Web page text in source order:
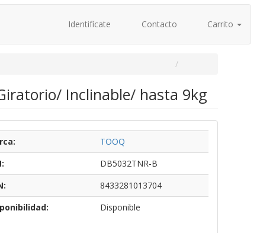
Identifícate Contacto Carrito
Inclinable/ hasta 9kg
TOOQ
DB5032TNR-B
8433281013704
Disponible